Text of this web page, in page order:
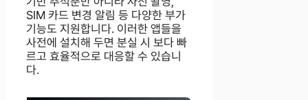
SIM 카드 변경 알림 등 다양한 부가
기능도 지원합니다. 이러한 앱들을
사전에 설치해 두면 분실 시 보다 빠
르고 효율적으로 대응할 수 있습니
다.